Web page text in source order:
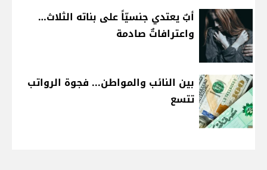
أبٌ يعتدي جنسيّاً على بناته الثلاث…
واعترافاتٌ صادمة
بين النائب والمواطن... فجوة الرواتب
تتسع